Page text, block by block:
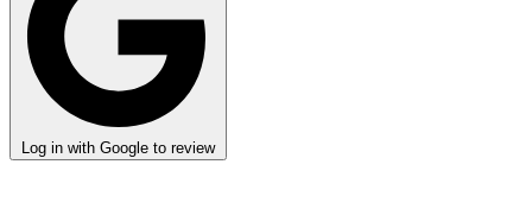
Log in with Google to review